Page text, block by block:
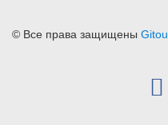
© Все права защищены